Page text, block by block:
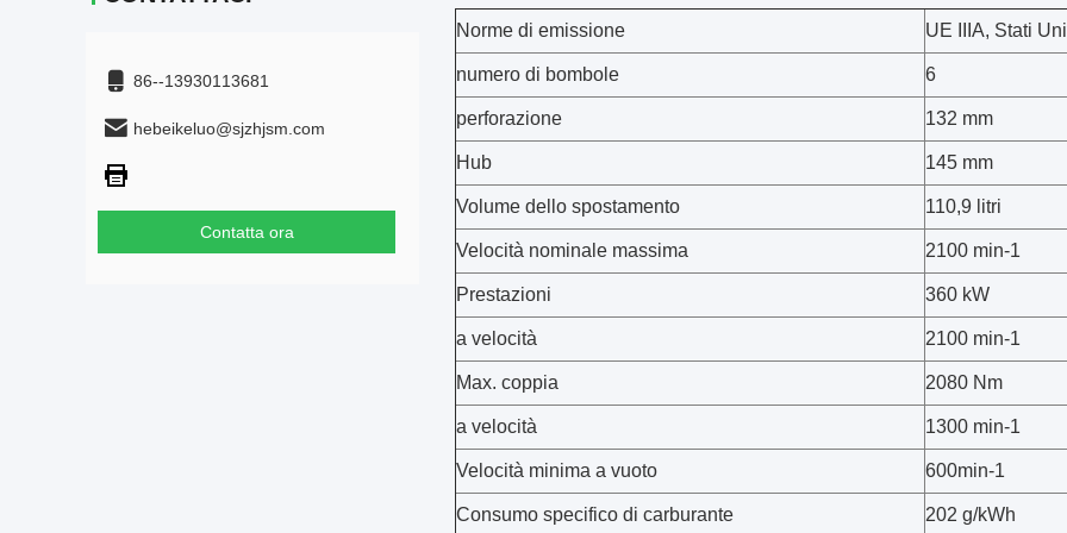
86--13930113681
hebeikeluo@sjzhjsm.com
Contatta ora
Norme di emissione UE IIIA, Stati
numero di bombole 6
perforazione 132 mm
Hub 145 mm
Volume dello spostamento 110,9 litri
Velocità nominale massima 2100 min-1
Prestazioni 360 kW
a velocità 2100 min-1
Max. coppia 2080 Nm
a velocità 1300 min-1
Velocità minima a vuoto 600min-1
Consumo specifico di carburante 202 g/kWh